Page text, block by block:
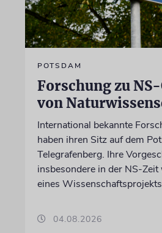
POTSDAM
Forschung zu
von
International bekannte
haben ihren Sitz auf dem
Telegrafenberg. Ihre
insbesondere in der NS-
eines Wissenschaftsprojekts
04.08.2026